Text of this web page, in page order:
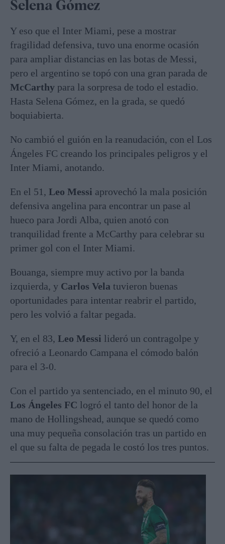
Selena Gómez
Y eso que el Inter Miami, pese a mostrar
fragilidad defensiva, tuvo una enorme ocasión
para ampliar distancias en las botas de Messi,
pero el argentino se topó con una gran parada de
McCarthy para la sorpresa de todo el estadio.
Hasta Selena Gómez, en la grada, se quedó
boquiabierta.
No cambió el guión en la reanudación, con el Los
Ángeles FC creando los principales peligros y el
Inter Miami, anotando.
En el 51, Leo Messi aprovechó la mala posición
defensiva angelina para encontrar un pase al
hueco para Jordi Alba, quien anotó con
tranquilidad frente a McCarthy para celebrar su
primer gol con el Inter Miami.
Bouanga, siempre muy activo por la banda
izquierda, y Carlos Vela tuvieron buenas
oportunidades para intentar reabrir el partido,
pero les volvió a faltar pegada.
Y, en el 83, Leo Messi lideró un contragolpe y
ofreció a Leonardo Campana el cómodo balón
para el 3-0.
Con el partido ya sentenciado, en el minuto 90, el
Los Ángeles FC logró el tanto del honor de la
mano de Hollingshead, aunque se quedó como
una muy pequeña consolación tras un partido en
el que su falta de pegada le costó los tres puntos.